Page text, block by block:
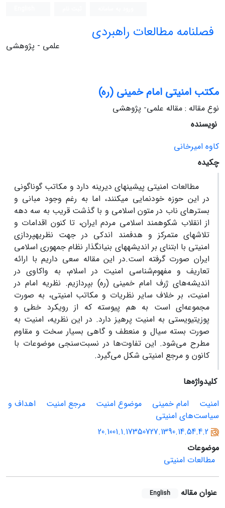
فصلنامه مطالعات راهبردی
علمی - پژوهشی
مکتب امنیتی امام خمینی (ره)
نوع مقاله : مقاله علمی- پژوهشی
نویسنده
کاوه امیرخانی
چکیده
مطالعات امنیتی پیشینه‏ای دیرینه دارد و مکاتب گوناگونی
در این حوزه خودنمایی می‏کنند، اما به رغم وجود مبانی و
بسترهای ناب در متون اسلامی و با گذشت قریب به سه دهه
از انقلاب شکوهمند اسلامی مردم ایران، تا کنون اقدامات و
تلاش‏های متمرکز و هدفمند اندکی در جهت نظریه‏پردازی
امنیتی با ابتنای بر اندیشه‏های بنیان‏گذار نظام جمهوری اسلامی
ایران صورت گرفته است.در این مقاله سعی داریم با ارائه
تعاریف و مفهوم‌شناسی امنیت در اسلام، به واکاوی در
اندیشه‌های ژرف امام خمینی (ره) بپردازیم. نظریه امام در
امنیت، بر خلاف سایر نظریات و مکاتب امنیتی، به صورت
مجموعه‌ای است به هم پیوسته که از رویکرد خطی و
پوزیتیویستی به امنیت پرهیز دارد. در این نظریه، امنیت به
صورت بسته سیال و منعطف و گاهی بسیار سخت و مقاوم
مطرح می‌شود. این تفاوت‌ها در نسبت‌سنجی موضوعات با
کانون و مرجع امنیتی شکل می‌گیرد.
کلیدواژه‌ها
امنیت
امام خمینی موضوع امنیت مرجع امنیت
اهداف و
سیاست‌های امنیتی
20.1001.1.17350727.1390.14.54.4.2
موضوعات
مطالعات امنیتی
عنوان مقاله English